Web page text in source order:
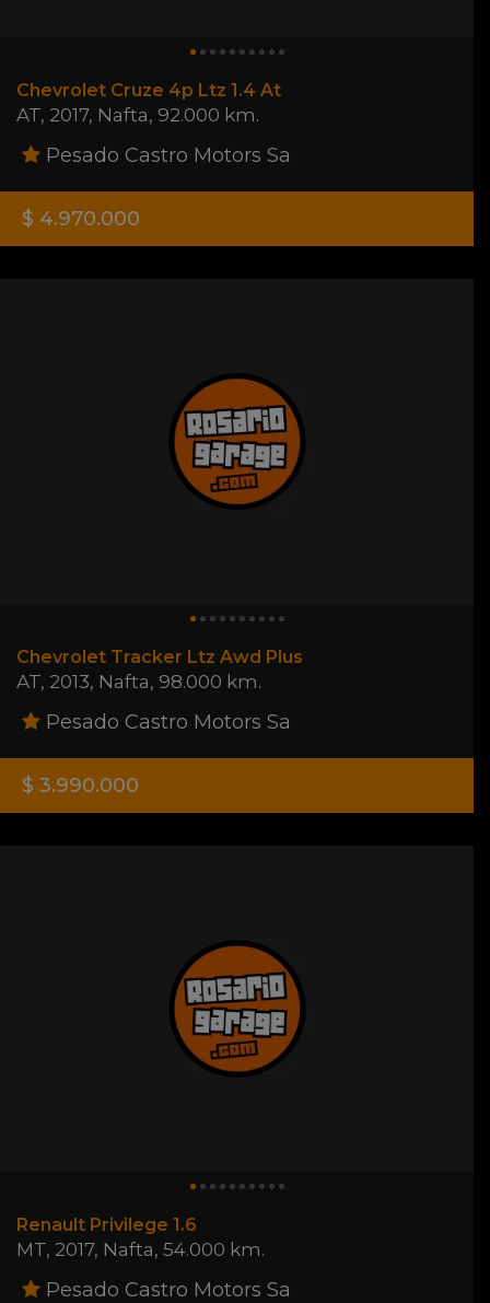
Chevrolet Cruze 4p Ltz 1.4 At
AT, 2017, Nafta, 92.000 km.
Pesado Castro Motors Sa
$ 4.970.000
Chevrolet Tracker Ltz Awd Plus
AT, 2013, Nafta, 98.000 km.
Pesado Castro Motors Sa
$ 3.990.000
Renault Privilege 1.6
MT, 2017, Nafta, 54.000 km.
Pesado Castro Motors Sa